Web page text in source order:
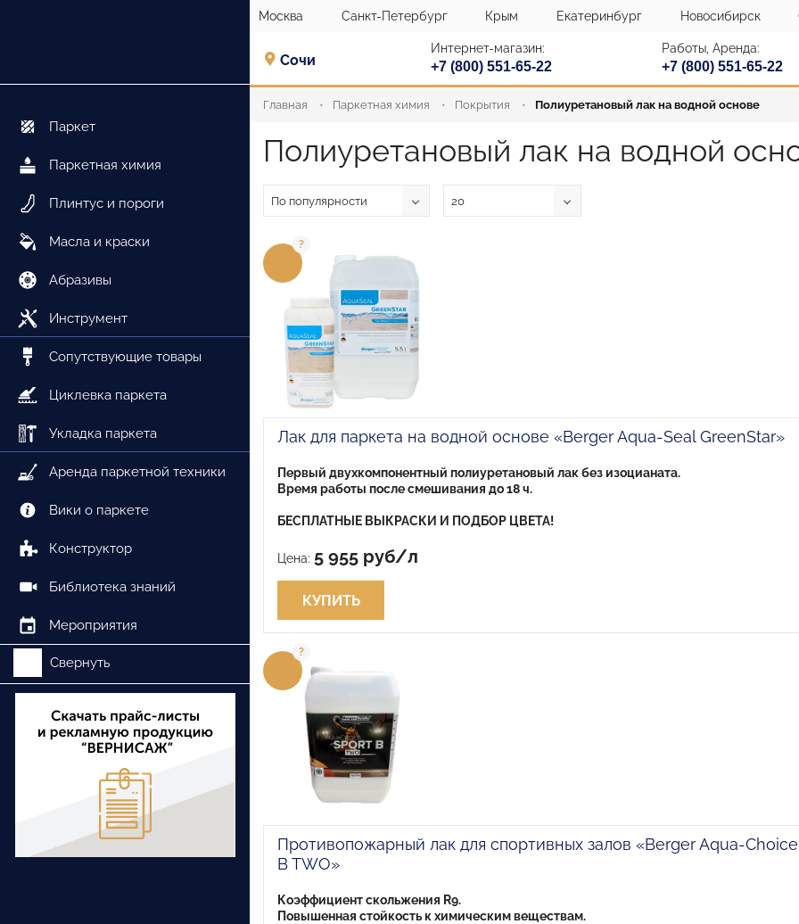
Москва Санкт-Петербург Крым Екатеринбург Новосибирск
Сочи
Интернет-магазин:
+7 (800) 551-65-22
Работы, Аренда:
+7 (800) 551-65-22
Паркет
Паркетная химия
Плинтус и пороги
Масла и краски
Абразивы
Инструмент
Сопутствующие товары
Циклевка паркета
Укладка паркета
Аренда паркетной техники
Вики о паркете
Конструктор
Библиотека знаний
Мероприятия
Свернуть
Главная Паркетная химия Покрытия Полиуретановый лак на водной основе
Полиуретановый лак на водной
По популярности 20
Лак для паркета на водной основе «Berger Aqua-Seal GreenStar»
Первый двухкомпонентный полиуретановый лак без изоцианата.
Время работы после смешивания до 18 ч.
БЕСПЛАТНЫЕ ВЫКРАСКИ И ПОДБОР ЦВЕТА!
Цена: 5 955 руб/л
КУПИТЬ
Противопожарный лак для спортивных залов «Berger Aqua-Choice
B TWO»
Коэффициент скольжения R9.
Повышенная стойкость к химическим веществам.